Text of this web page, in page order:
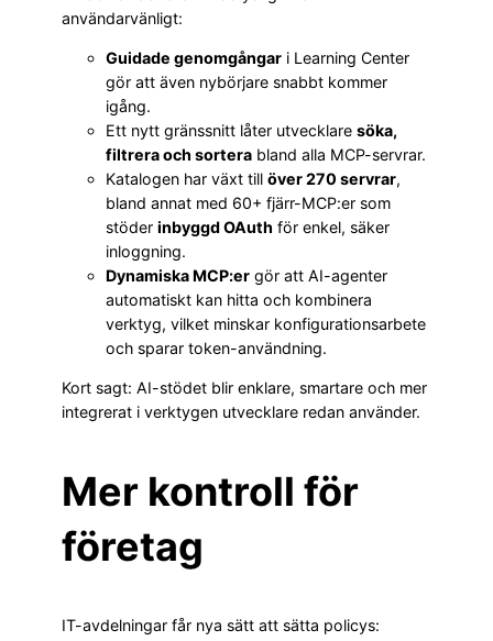
användarvänligt:
Guidade genomgångar i Learning Center
gör att även nybörjare snabbt kommer
igång.
Ett nytt gränssnitt låter utvecklare söka,
filtrera och sortera bland alla MCP-servrar.
Katalogen har växt till över 270 servrar,
bland annat med 60+ fjärr-MCP:er som
stöder inbyggd OAuth för enkel, säker
inloggning.
Dynamiska MCP:er gör att AI-agenter
automatiskt kan hitta och kombinera
verktyg, vilket minskar konfigurationsarbete
och sparar token-användning.
Kort sagt: AI-stödet blir enklare, smartare och mer
integrerat i verktygen utvecklare redan använder.
Mer kontroll för
företag
IT-avdelningar får nya sätt att sätta policys: